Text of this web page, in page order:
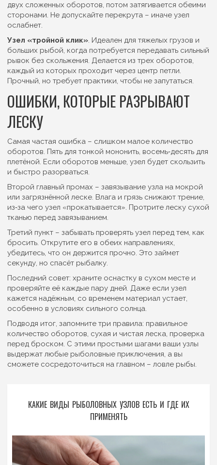
двух сложенных оборотов, потом затягивается обеими
сторонами. Не допускайте перекрута – иначе узел
ослабнет.
Узел «тройной клик». Идеален для тяжелых грузов и
больших рыбой, когда потребуется передавать сильный
рывок без скольжения. Делается из трех оборотов,
каждый из которых проходит через центр петли.
Прочный, но требует практики, чтобы не запутаться.
ОШИБКИ, КОТОРЫЕ РАЗРЫВАЮТ
ЛЕСКУ
Самая частая ошибка – слишком малое количество
оборотов. Пять для тонкой мононить, восемь‑десять для
плетёной. Если оборотов меньше, узел будет скользить
и быстро разорваться.
Второй главный промах – завязывание узла на мокрой
или загрязнённой леске. Влага и грязь снижают трение,
из‑за чего узел «прокатывается». Протрите леску сухой
тканью перед завязыванием.
Третий пункт – забывать проверять узел перед тем, как
бросить. Открутите его в обеих направлениях,
убедитесь, что он держится прочно. Это займет
секунду, но спасёт рыбалку.
Последний совет: храните оснастку в сухом месте и
проверяйте её каждые пару дней. Даже если узел
кажется надёжным, со временем материал устает,
особенно в условиях сильного солнца.
Подводя итог, запомните три правила: правильное
количество оборотов, сухая и чистая леска, проверка
перед броском. С этими простыми шагами ваши узлы
выдержат любые рыболовные приключения, а вы
сможете сосредоточиться на главном – ловле рыбы.
КАКИЕ ВИДЫ РЫБОЛОВНЫХ УЗЛОВ ЕСТЬ И ГДЕ ИХ
ПРИМЕНЯТЬ